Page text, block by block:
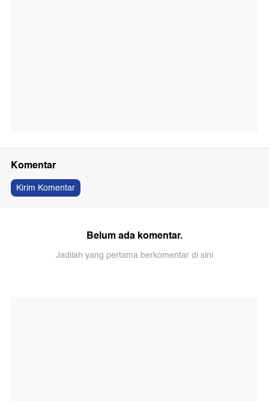
Komentar
Kirim Komentar
Belum ada komentar.
Jadilah yang pertama berkomentar di sini